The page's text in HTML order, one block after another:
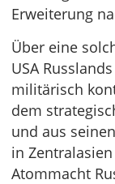
Erweiterung
Über eine
USA
militärisch
dem
und aus
in
Atommacht